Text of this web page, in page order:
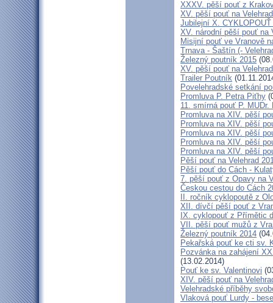
XXXV. pěší pouť z
XV. pěší pouť na
Jubilejní X.
XV. národní pěší pouť na
Misijní pouť ve Vranově
Trnava - Šaštín (-
Železný poutník 2015
XV. pěší pouť na
Trailer Poutník
Povelehradské setkání
Promluva P. Petra Piťhy
11. smírná pouť P.
Promluva na XIV. pěší
Promluva na XIV. pěší
Promluva na XIV. pěší
Promluva na XIV. pěší
Promluva na XIV. pěší
Pěší pouť na Velehrad
Pěší pouť do Cách -
7. pěší pouť z Opavy na
Českou cestou do Cách
II. ročník cyklopoutě z
XII. dívčí pěší pouť z
IX. cyklopouť z Přímětic
VII. pěší pouť mužů z
Železný poutník 2014
Pekařská pouť ke cti sv.
Pozvánka na zahájení
(13.02.2014)
Pouť ke sv. Valentinovi
XIV. pěší pouť na
Velehradské příběhy
Vlaková pouť Lurdy -